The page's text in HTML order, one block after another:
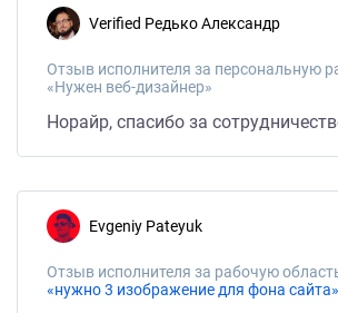
Verified Редько Александр
Отзыв исполнителя за персональную
«Нужен веб-дизайнер»
Норайр, спасибо за
Evgeniy Pateyuk
Отзыв исполнителя за рабочую
«нужно 3 изображение для фона сайта»